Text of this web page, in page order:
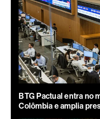
BTG Pactual entra no
Colômbia e amplia